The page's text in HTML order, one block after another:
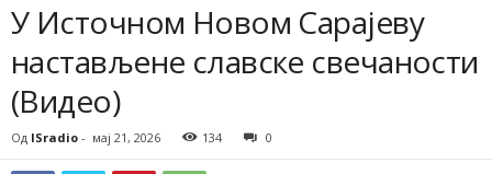
У Источном Новом Сарајеву
настављене славске свечаности
(Видео)
Од ISradio - мај 21, 2026 134 0